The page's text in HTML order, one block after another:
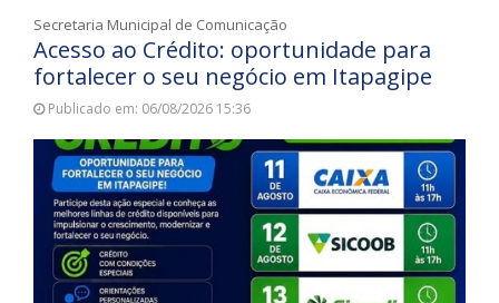
Secretaria Municipal de Comunicação
Acesso ao Crédito: oportunidade para
fortalecer o seu negócio em Itapagipe
Publicado em: 06/08/2026 15:36